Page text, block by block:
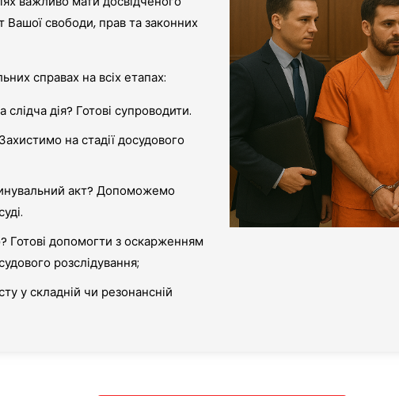
Вашої свободи, прав та законних
справах на всіх етапах:
дія? Готові супроводити.
на стадії досудового
акт? Допоможемо
Готові допомогти з оскарженням
розслідування;
у складній чи резонансній